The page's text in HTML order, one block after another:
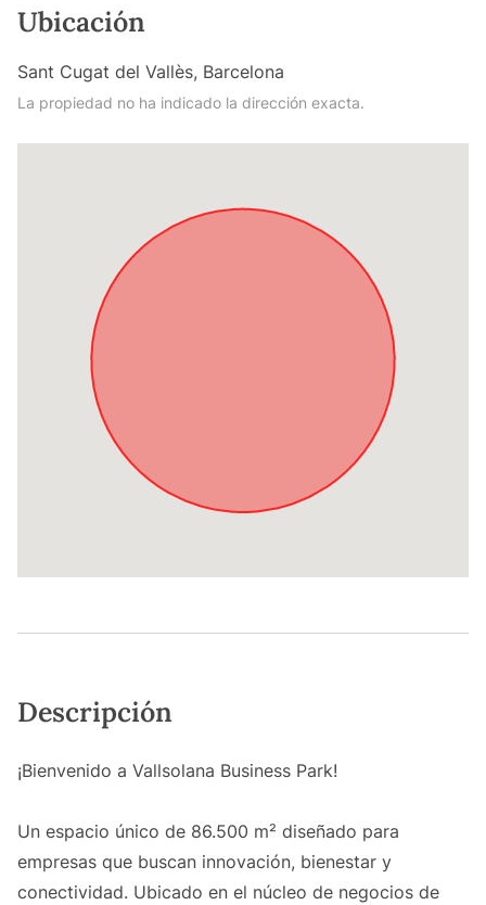
Ubicación
Sant Cugat del Vallès, Barcelona
La propiedad no ha indicado la dirección exacta.
Descripción
¡Bienvenido a Vallsolana Business Park!
Un espacio único de 86.500 m² diseñado para
empresas que buscan innovación, bienestar y
conectividad. Ubicado en el núcleo de negocios de